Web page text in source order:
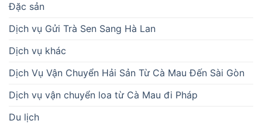
Đặc sản
Dịch vụ Gửi Trà Sen Sang Hà Lan
Dịch vụ khác
Dịch Vụ Vận Chuyển Hải Sản Từ Cà Mau Đến Sài Gòn
Dịch vụ vận chuyển loa từ Cà Mau đi Pháp
Du lịch